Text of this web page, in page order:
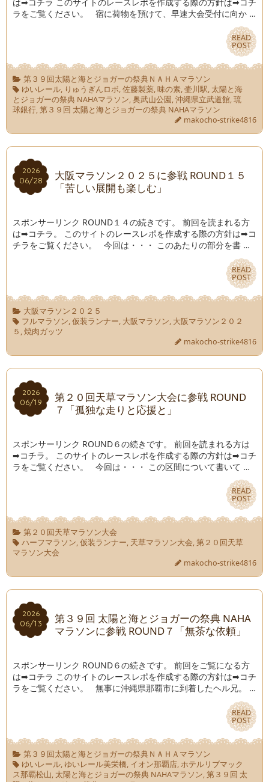
ラをご覧ください。 宿に荷物を預けて、早速大会受付に向か …
READ
POST
READ
POST
第３９回太陽と海とジョガーの祭典ＮＡＨＡマラソン
ゆいレール, りゅうぎんロボ,佐藤製薬,味の素,壷川駅, 太陽と海
とジョガーの祭典 NAHAマラソン,奥武山公園,沖縄県立武道館,琉
球銀行,第３９回 太陽と海とジョガーの祭典 NAHAマラソン
makocho-strike4816
2026
06/28
2026
06/28
大阪マラソン２０２５に参戦 ROUND１５
「苦しい展開も楽しむ」
スポンサーリンク ROUND１４の続きです。 前回を読まれる方
は➡コチラ。 このサイトのレースレポを作成する際の方針は➡コ
チラをご覧ください。 今回は・・・ このあたりの部分を書 …
READ
POST
READ
POST
大阪マラソン２０２５
フルマラソン,仮装ランナー, 大阪マラソン, 大阪マラソン２０２
５ ,焼肉ガッツ
makocho-strike4816
2026
06/19
2026
06/19
第２０回天草マラソン大会に参戦 ROUND
７「孤独な走りと応援と」
スポンサーリンク ROUND６の続きです。 前回を読まれる方は
➡コチラ。 このサイトのレースレポを作成する際の方針は➡コチ
ラをご覧ください。 今回は・・・ この区間について書いて …
READ
POST
READ
POST
第２０回天草マラソン大会
ハーフマラソン,仮装ランナー, 天草マラソン大会,第２０回天草
マラソン大会
makocho-strike4816
2026
06/13
2026
06/13
第３９回 太陽と海とジョガーの祭典 NAHA
マラソンに参戦 ROUND７「無茶な依頼」
スポンサーリンク ROUND６の続きです。 前回をご覧になる方
は➡コチラ このサイトのレースレポを作成する際の方針は➡コチ
ラをご覧ください。 無事に沖縄県那覇市に到着したヘル兄。 …
READ
POST
READ
POST
第３９回太陽と海とジョガーの祭典ＮＡＨＡマラソン
ゆいレール, ゆいレール美栄橋, イオン那覇店,ホテルリブマック
ス那覇松山, 太陽と海とジョガーの祭典 NAHAマラソン,第３９回 太